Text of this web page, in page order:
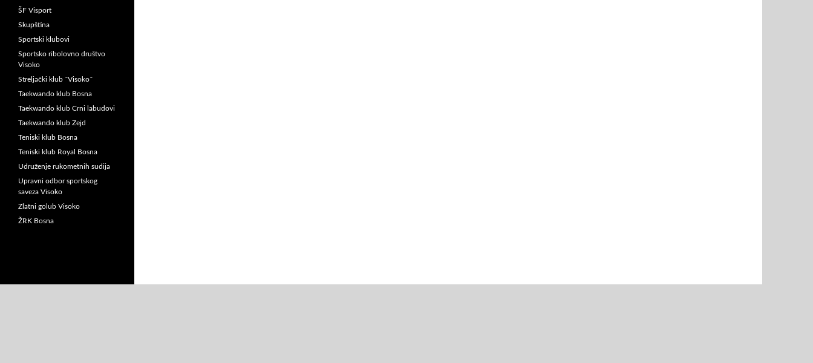
ŠF Visport
Skupština
Sportski klubovi
Sportsko ribolovno društvo
Visoko
Streljački klub ˝Visoko˝
Taekwando klub Bosna
Taekwando klub Crni labudovi
Taekwando klub Zejd
Teniski klub Bosna
Teniski klub Royal Bosna
Udruženje rukometnih sudija
Upravni odbor sportskog
saveza Visoko
Zlatni golub Visoko
ŽRK Bosna